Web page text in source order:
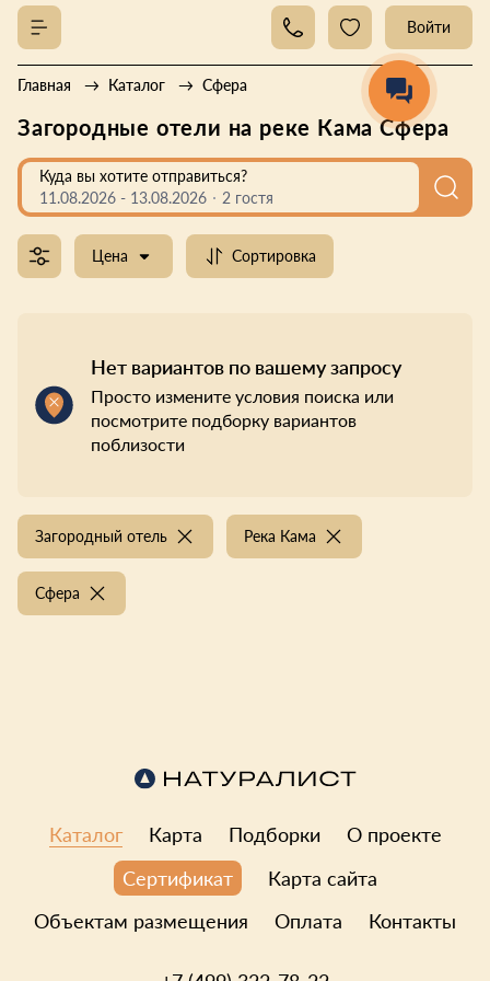
Войти
Главная Каталог Сфера
Загородные отели на реке Кама Сфера
Куда вы хотите отправиться?
11.08.2026 - 13.08.2026 2 гостя
Цена Сортировка
Нет вариантов по вашему запросу
Просто измените условия поиска или
посмотрите подборку вариантов
поблизости
Загородный отель Река Кама
Сфера
Каталог Карта Подборки
О проекте
Сертификат
Карта сайта
Объектам размещения
Оплата Контакты